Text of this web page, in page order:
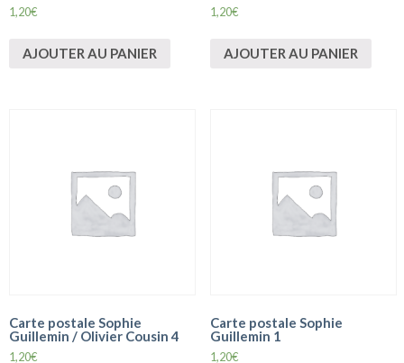
1,20€
AJOUTER AU PANIER
1,20€
AJOUTER AU PANIER
Carte postale Sophie
Guillemin / Olivier Cousin 4
1,20€
Carte postale Sophie
Guillemin 1
1,20€